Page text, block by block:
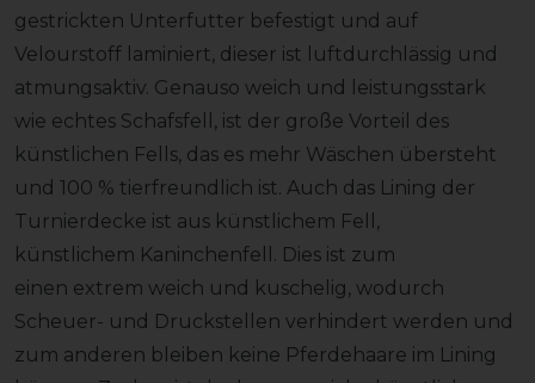
gestrickten Unterfutter befestigt und auf
Velourstoff laminiert, dieser ist luftdurchlässig und
atmungsaktiv. Genauso weich und leistungsstark
wie echtes Schafsfell, ist der große Vorteil des
künstlichen Fells, das es mehr Wäschen übersteht
und 100 % tierfreundlich ist. Auch das Lining der
Turnierdecke ist aus künstlichem Fell,
künstlichem Kaninchenfell. Dies ist zum
einen extrem weich und kuschelig, wodurch
Scheuer- und Druckstellen verhindert werden und
zum anderen bleiben keine Pferdehaare im Lining